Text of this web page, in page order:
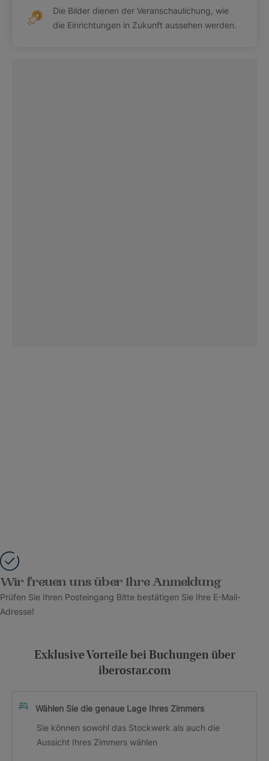
Die Bilder dienen der Veranschaulichung, wie
die Einrichtungen in Zukunft aussehen werden.
Wir freuen uns über Ihre Anmeldung
Prüfen Sie Ihren Posteingang Bitte bestätigen Sie Ihre E-Mail-
Adresse!
Exklusive Vorteile bei Buchungen über
iberostar.com
Wählen Sie die genaue Lage Ihres Zimmers
Sie können sowohl das Stockwerk als auch die
Aussicht Ihres Zimmers wählen